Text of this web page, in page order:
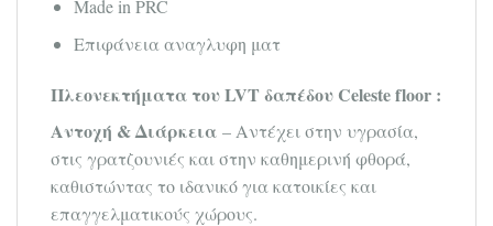
Made in PRC
Επιφάνεια αναγλυφη ματ
Πλεονεκτήματα του LVT δαπέδου Celeste floor :
Αντοχή & Διάρκεια – Αντέχει στην υγρασία,
στις γρατζουνιές και στην καθημερινή φθορά,
καθιστώντας το ιδανικό για κατοικίες και
επαγγελματικούς χώρους.